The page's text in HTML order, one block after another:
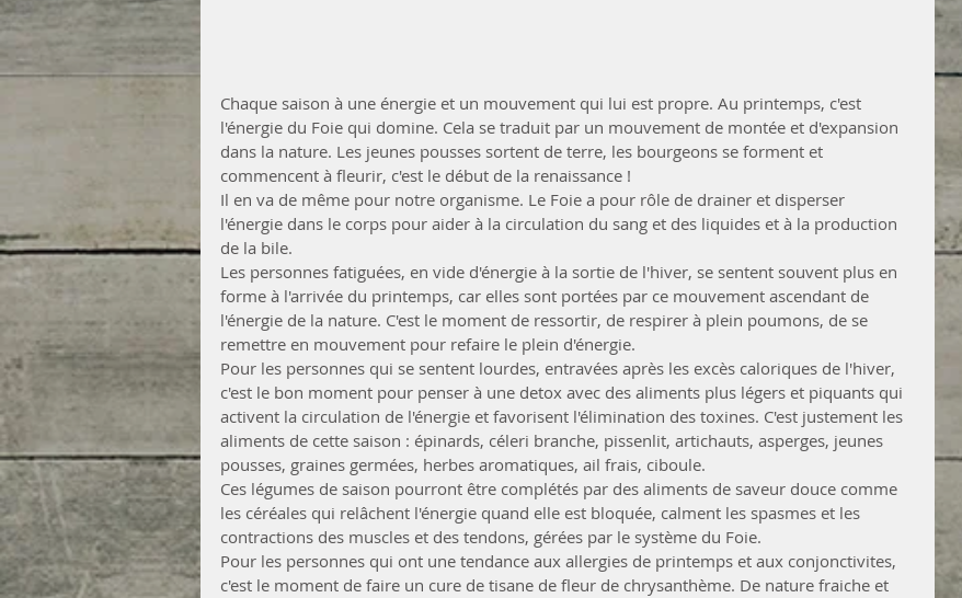
Chaque saison à une énergie et un mouvement qui lui est propre. Au printemps, c'est
l'énergie du Foie qui domine. Cela se traduit par un mouvement de montée et d'expansion
dans la nature. Les jeunes pousses sortent de terre, les bourgeons se forment et
commencent à fleurir, c'est le début de la renaissance !
Il en va de même pour notre organisme. Le Foie a pour rôle de drainer et disperser
l'énergie dans le corps pour aider à la circulation du sang et des liquides et à la production
de la bile.
Les personnes fatiguées, en vide d'énergie à la sortie de l'hiver, se sentent souvent plus en
forme à l'arrivée du printemps, car elles sont portées par ce mouvement ascendant de
l'énergie de la nature. C'est le moment de ressortir, de respirer à plein poumons, de se
remettre en mouvement pour refaire le plein d'énergie.
Pour les personnes qui se sentent lourdes, entravées après les excès caloriques de l'hiver,
c'est le bon moment pour penser à une detox avec des aliments plus légers et piquants qui
activent la circulation de l'énergie et favorisent l'élimination des toxines. C'est justement les
aliments de cette saison : épinards, céleri branche, pissenlit, artichauts, asperges, jeunes
pousses, graines germées, herbes aromatiques, ail frais, ciboule.
Ces légumes de saison pourront être complétés par des aliments de saveur douce comme
les céréales qui relâchent l'énergie quand elle est bloquée, calment les spasmes et les
contractions des muscles et des tendons, gérées par le système du Foie.
Pour les personnes qui ont une tendance aux allergies de printemps et aux conjonctivites,
c'est le moment de faire un cure de tisane de fleur de chrysanthème. De nature fraiche et